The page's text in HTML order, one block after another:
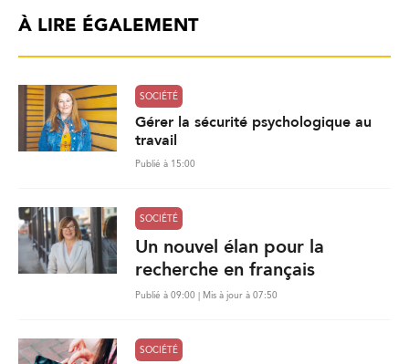
À LIRE ÉGALEMENT
SOCIÉTÉ
Gérer la sécurité psychologique au
travail
Publié à 15:00
SOCIÉTÉ
Un nouvel élan pour la
recherche en français
Publié à 09:00 | Mis à jour à 07:50
SOCIÉTÉ